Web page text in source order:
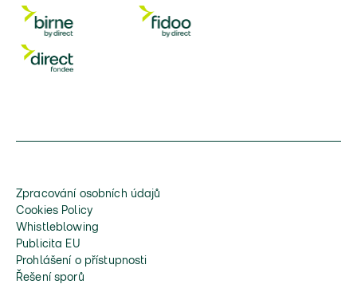
Zpracování osobních údajů
Cookies Policy
Whistleblowing
Publicita EU
Prohlášení o přístupnosti
Řešení sporů